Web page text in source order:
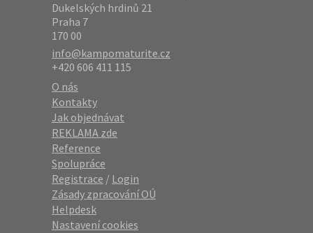
Dukelských hrdinů 21
Praha 7
170 00
info@kampomaturite.cz
+420 606 411 115
O nás
Kontakty
Jak objednávat
REKLAMA zde
Reference
Spolupráce
Registrace / Login
Zásady zpracování OÚ
Helpdesk
Nastavení cookies